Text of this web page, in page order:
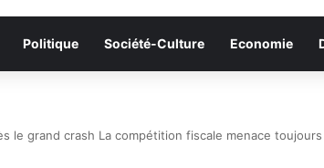
Politique Société-Culture Economie
le grand crash La compétition fiscale menace